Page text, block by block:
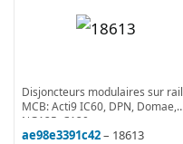
Disjoncteurs modulaires sur rail
MCB: Acti9 IC60, DPN, Domae,
NG125, C120
ae98e3391c42– 18613